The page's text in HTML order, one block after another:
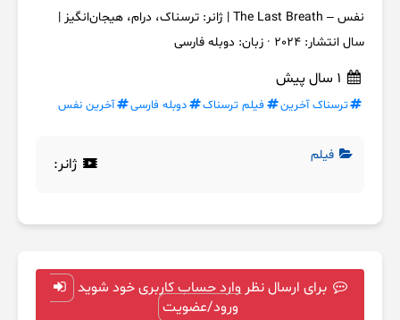
نفس – The Last Breath | ژانر: ترسناک، درام، هیجان‌انگیز |
سال انتشار: 2024 · زبان: دوبله فارسی
ترسناک آخرین فیلم ترسناک دوبله فارسی آخرین نفس
فیلم ژانر:
برای ارسال نظر وارد حساب کاربری خود شوید
ورود/عضویت